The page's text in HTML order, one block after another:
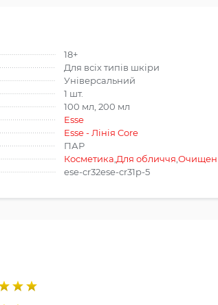
18+
Для всіх типів шкіри
Універсальний
1 шт.
100 мл, 200 мл
Esse
Esse - Лінія Core
ПАР
Косметика,Для обличчя,
ese-cr32ese-cr31р-5